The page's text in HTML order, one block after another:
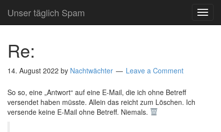
Unser täglich Spam
Re:
14. August 2022 by Nachtwächter Leave a Comment
So so, eine „Antwort“ auf eine E-Mail, die ich ohne Betreff
versendet haben müsste. Allein das reicht zum Löschen. Ich
versende keine E-Mail ohne Betreff. Niemals.